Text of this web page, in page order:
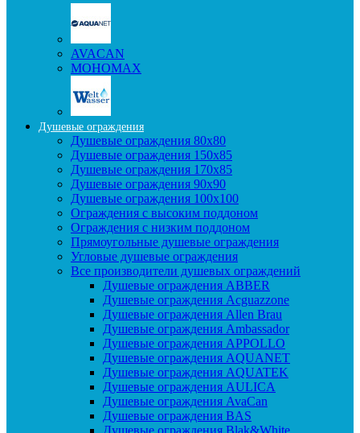
AVACAN
МОНОМАХ
Душевые ограждения
Душевые ограждения 80x80
Душевые ограждения 150x85
Душевые ограждения 170x85
Душевые ограждения 90x90
Душевые ограждения 100x100
Ограждения с высоким поддоном
Ограждения с низким поддоном
Прямоугольные душевые ограждения
Угловые душевые ограждения
Все производители душевых ограждений
Душевые ограждения ABBER
Душевые ограждения Acguazzone
Душевые ограждения Allen Brau
Душевые ограждения Ambassador
Душевые ограждения APPOLLO
Душевые ограждения AQUANET
Душевые ограждения AQUATEK
Душевые ограждения AULICA
Душевые ограждения AvaCan
Душевые ограждения BAS
Душевые ограждения Blak&White